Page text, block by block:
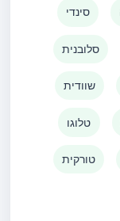
סינדי
סלובנית
שוודית
טלוגו
טורקית